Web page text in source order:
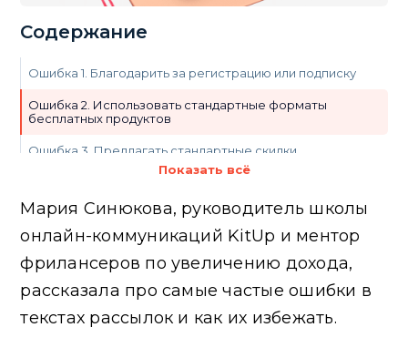
Содержание
Ошибка 1. Благодарить за регистрацию или подписку
Ошибка 2. Использовать стандартные форматы
бесплатных продуктов
Ошибка 3. Предлагать стандартные скидки
Ошибка 5. Не проводить проблемные интервью
Ошибка 6. На каждом этапе воронки не продавать
следующий этап
Ошибка 7. Не вовлекать участников в рассылке
Ошибка 8. Не отрабатывать возможные возражения
Показать всё
Мария Синюкова, руководитель школы
онлайн-коммуникаций KitUp и ментор
фрилансеров по увеличению дохода,
рассказала про самые частые ошибки в
текстах рассылок и как их избежать.